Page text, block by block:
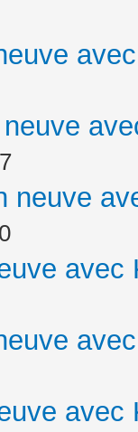
neuve
avec
avec